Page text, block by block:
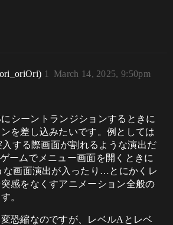
March 14, 2025, 9:50pm
1
シーントランジションするときに
を差し込みたいです。例としては
入する際画面が割れるような演出だ
ームでメニュー画面を開くときに
な画面演出が入ったり…とにかくレ
感をなくすアニメーション全般の
。
恐縮なのですが、レベルAとレベ